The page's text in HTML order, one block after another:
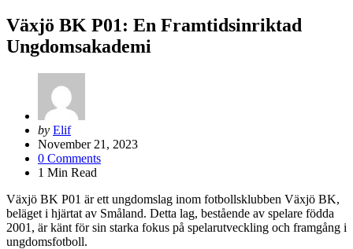
Växjö BK P01: En Framtidsinriktad
Ungdomsakademi
Posted
by
by Elif
November 21, 2023
0 Comments
1 Min Read
Växjö BK P01 är ett ungdomslag inom fotbollsklubben Växjö BK,
beläget i hjärtat av Småland. Detta lag, bestående av spelare födda
2001, är känt för sin starka fokus på spelarutveckling och framgång i
ungdomsfotboll.